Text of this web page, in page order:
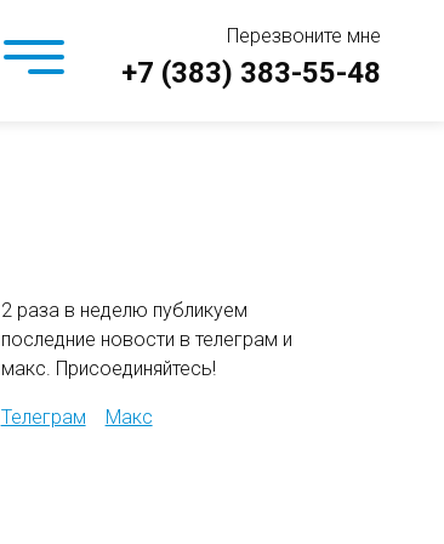
Перезвоните мне
+7 (383) 383-55-48
2 раза в неделю публикуем
последние новости в телеграм и
макс. Присоединяйтесь!
Телеграм Макс